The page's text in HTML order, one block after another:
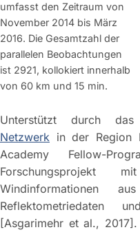
umfasst den Zeitraum von
November 2014 bis März
2016. Die Gesamtzahl der
parallelen Beobachtungen
ist 2921, kollokiert innerhalb
von 60 km und 15 min.
Unterstützt durch das
Netzwerk in der Region
Academy Fellow-
Forschungsprojekt
Windinformationen
Reflektometriedaten
[Asgarimehr et al.,